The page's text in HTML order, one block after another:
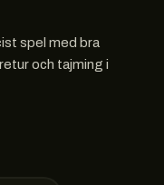
spel med bra
och tajming i